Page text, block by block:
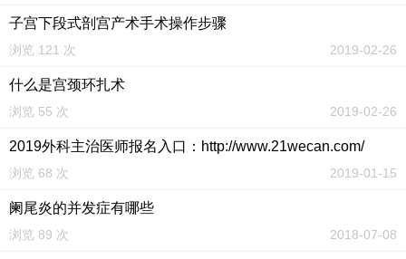
子宫下段式剖宫产术手术操作步骤
浏览 121 次 2019-02-26
什么是宫颈环扎术
浏览 55 次 2019-02-26
2019外科主治医师报名入口：http://www.21wecan.com/
浏览 68 次 2019-01-15
阑尾炎的并发症有哪些
浏览 89 次 2018-07-08